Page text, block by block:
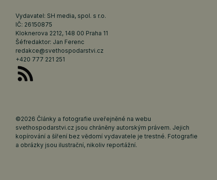
Vydavatel: SH media, spol. s r.o.
IČ: 26150875
Kloknerova 2212, 148 00 Praha 11
Šéfredaktor: Jan Ferenc
redakce@svethospodarstvi.cz
+420 777 221 251
©2026 Články a fotografie uveřejněné na webu
svethospodarstvi.cz jsou chráněny autorským právem. Jejich
kopírování a šíření bez vědomí vydavatele je trestné. Fotografie
a obrázky jsou ilustrační, nikoliv reportážní.